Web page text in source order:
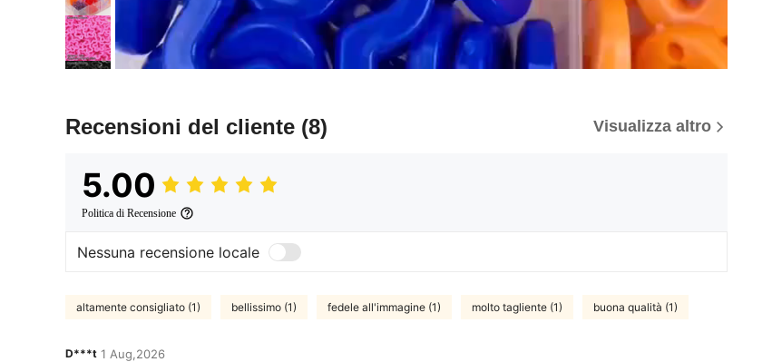
Recensioni del cliente (8) Visualizza altro
5.00
Politica di Recensione
Nessuna recensione locale
altamente consigliato (1) bellissimo (1) fedele all'immagine (1) molto tagliente (1) buona qualità (1)
D***t 1 Aug,2026